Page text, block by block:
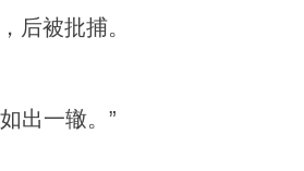
后被批捕。
出一辙。”